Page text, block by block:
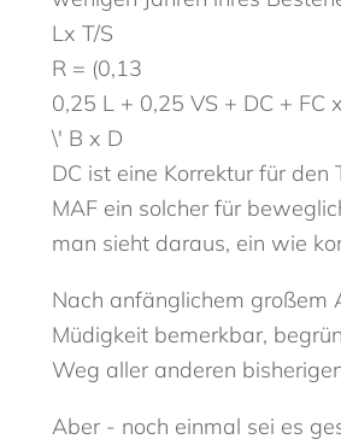
Lx T/S
R = (0,13
0,25 L + 0,25 VS + DC + FC
\' B x D
DC ist eine Korrektur für
MAF ein solcher für
man sieht daraus, ein wie
Nach anfänglichem großem
Müdigkeit bemerkbar,
Weg aller anderen
Aber - noch einmal sei es